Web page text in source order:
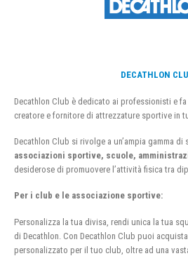
DECATHLON
Decathlon Club è dedicato ai professionisti e
creatore e fornitore di attrezzature sportive in
Decathlon Club si rivolge a un’ampia gamma di
associazioni sportive, scuole,
desiderose di promuovere l’attività fisica tra
Per i club e le associazione sportive:
Personalizza la tua divisa, rendi unica la tua
di Decathlon. Con Decathlon Club puoi
personalizzato per il tuo club, oltre ad una